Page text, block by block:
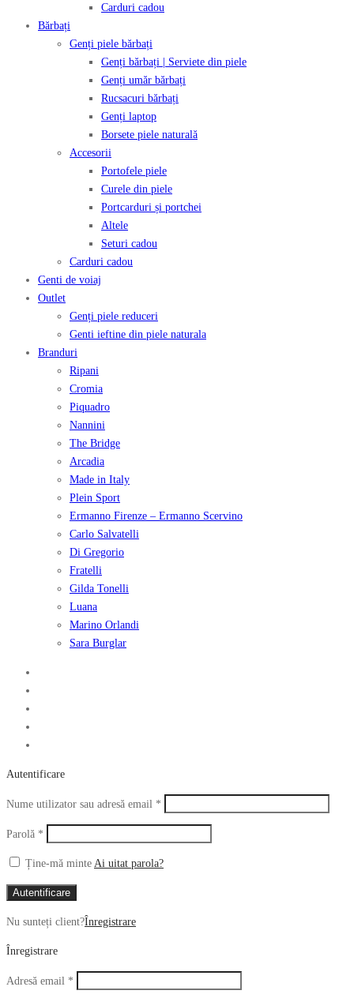
Carduri cadou
Bărbați
Genți piele bărbați
Genți bărbați | Serviete din piele
Genți umăr bărbați
Rucsacuri bărbați
Genți laptop
Borsete piele naturală
Accesorii
Portofele piele
Curele din piele
Portcarduri și portchei
Altele
Seturi cadou
Carduri cadou
Genti de voiaj
Outlet
Genți piele reduceri
Genti ieftine din piele naturala
Branduri
Ripani
Cromia
Piquadro
Nannini
The Bridge
Arcadia
Made in Italy
Plein Sport
Ermanno Firenze – Ermanno Scervino
Carlo Salvatelli
Di Gregorio
Fratelli
Gilda Tonelli
Luana
Marino Orlandi
Sara Burglar
Autentificare
Nume utilizator sau adresă email *
Parolă *
Ține-mă minte Ai uitat parola?
Autentificare
Nu sunteți client?Înregistrare
Înregistrare
Adresă email *